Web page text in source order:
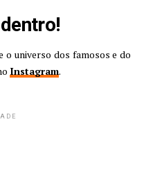
universo dos famosos e do
Instagram.